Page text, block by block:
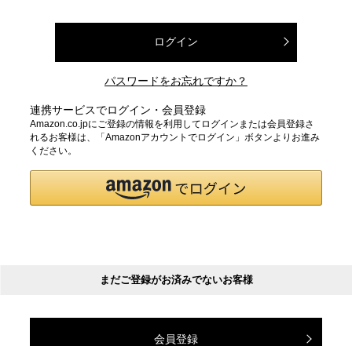
ログイン
パスワードをお忘れですか？
連携サービスでログイン・会員登録
Amazon.co.jpにご登録の情報を利用してログインまたは会員登録さ
れるお客様は、「Amazonアカウントでログイン」ボタンよりお進み
ください。
まだご登録がお済みでないお客様
会員登録